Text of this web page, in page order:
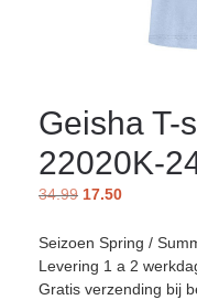
Geisha T-
22020K-
34.99 17.50
Seizoen Spring /
Levering 1 a 2
Gratis verzending bij